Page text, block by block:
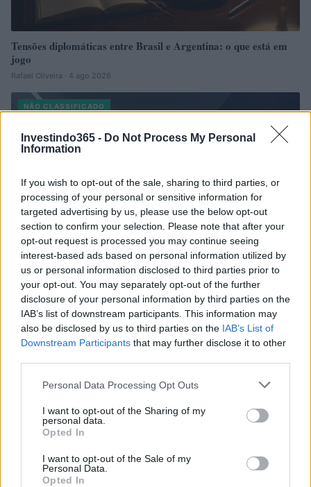
Investindo365 - Do Not Process My Personal
Information
If you wish to opt-out of the sale, sharing to third parties, or
processing of your personal or sensitive information for
targeted advertising by us, please use the below opt-out
section to confirm your selection. Please note that after your
opt-out request is processed you may continue seeing
interest-based ads based on personal information utilized by
us or personal information disclosed to third parties prior to
your opt-out. You may separately opt-out of the further
disclosure of your personal information by third parties on the
IAB’s list of downstream participants. This information may
also be disclosed by us to third parties on the IAB’s List of
Downstream Participants that may further disclose it to other
Please note that this website/app uses one or more Google
not limited to your visit or usage behaviour. You may click to
grant or deny consent to Google and its third-party tags to
use your data for below specified purposes in below Google
consent section.
Personal Data Processing Opt Outs
I want to opt-out of the Sharing of my
personal data.
Opted In
I want to opt-out of the Sale of my
Personal Data.
Opted In
Tensões diplomáticas entre Brasil e Argentina: o que está em
jogo
Rafael Oliveira · 4 ago 2026
NÃO CLASSIFICADO
Petróleo Brent cai 8.46% e arrasta commodities em queda
generalizada
Rafael Oliveira · 4 ago 2026